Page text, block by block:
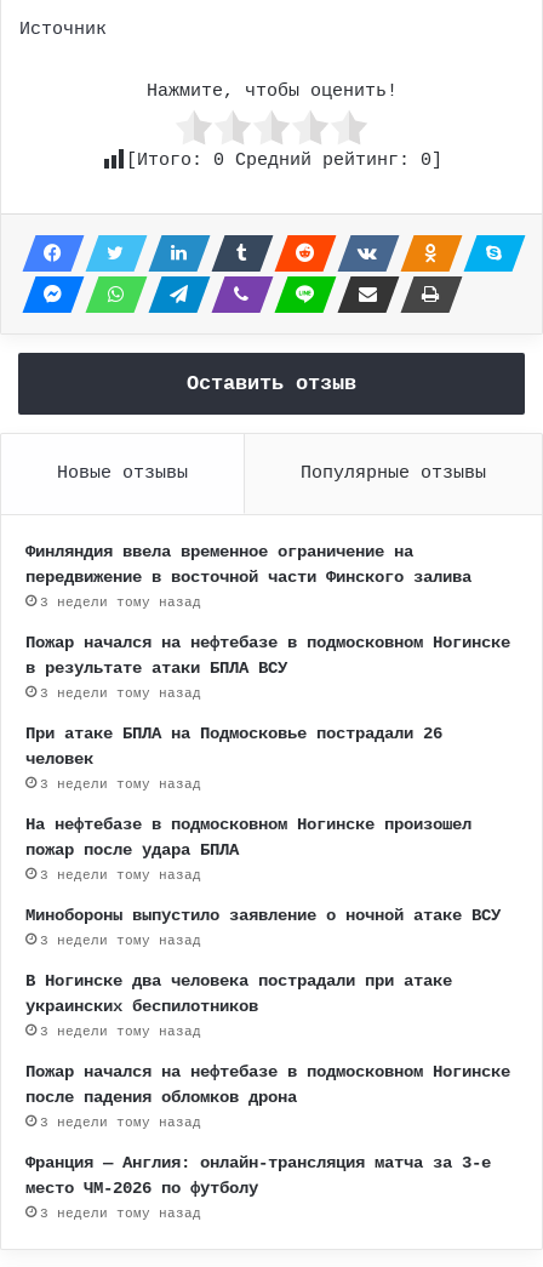
Источник
Нажмите, чтобы оценить!
[Итого: 0 Средний рейтинг: 0
Оставить отзыв
Новые отзывы Популярные отзывы
Финляндия ввела временное ограничение на
передвижение в восточной части Финского залива
3 недели тому назад
Пожар начался на нефтебазе в подмосковном Ногинске
в результате атаки БПЛА ВСУ
3 недели тому назад
При атаке БПЛА на Подмосковье пострадали 26
человек
3 недели тому назад
На нефтебазе в подмосковном Ногинске произошел
пожар после удара БПЛА
3 недели тому назад
Минобороны выпустило заявление о ночной атаке ВСУ
3 недели тому назад
В Ногинске два человека пострадали при атаке
украинских беспилотников
3 недели тому назад
Пожар начался на нефтебазе в подмосковном Ногинске
после падения обломков дрона
3 недели тому назад
Франция — Англия: онлайн-трансляция матча за 3-е
место ЧМ-2026 по футболу
3 недели тому назад